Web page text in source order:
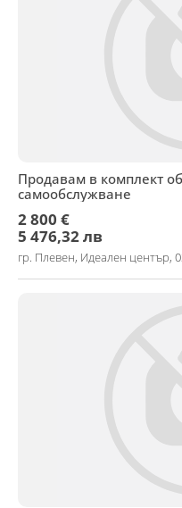
Продавам в комплект
самообслужване
2 800 €
5 476,32 лв
гр. Плевен, Идеален център,